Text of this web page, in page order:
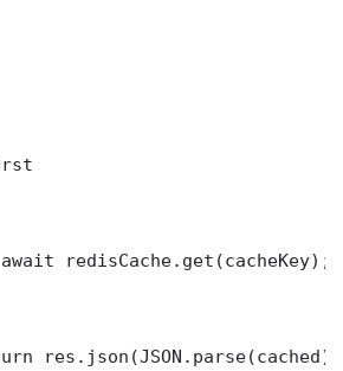
redisCache.get(cacheKey);